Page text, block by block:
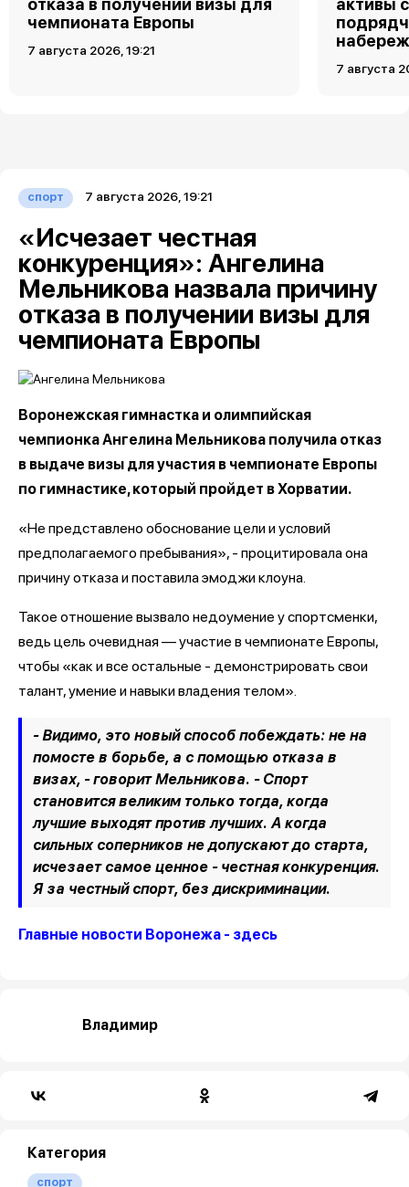
чемпионата Европы
7 августа 2026, 19:21
7 августа
спорт 7 августа 2026, 19:21
«Исчезает честная
конкуренция»: Ангелина
Мельникова назвала причину
отказа в получении визы для
чемпионата Европы
Воронежская гимнастка и олимпийская
чемпионка Ангелина Мельникова получила отказ
в выдаче визы для участия в чемпионате Европы
по гимнастике, который пройдет в Хорватии.
«Не представлено обоснование цели и условий
предполагаемого пребывания», - процитировала она
причину отказа и поставила эмоджи клоуна.
Такое отношение вызвало недоумение у спортсменки,
ведь цель очевидная — участие в чемпионате Европы,
чтобы «как и все остальные - демонстрировать свои
талант, умение и навыки владения телом».
- Видимо, это новый способ побеждать: не на
помосте в борьбе, а с помощью отказа в
визах, - говорит Мельникова. - Спорт
становится великим только тогда, когда
лучшие выходят против лучших. А когда
сильных соперников не допускают до старта,
исчезает самое ценное - честная конкуренция.
Я за честный спорт, без дискриминации.
Главные новости Воронежа - здесь
Владимир
Категория
спорт